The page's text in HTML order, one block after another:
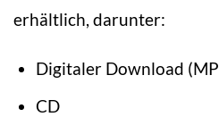
erhältlich, darunter:
Digitaler Download
CD